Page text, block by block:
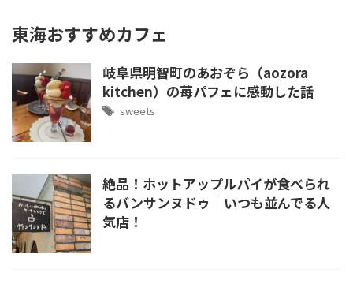
東海おすすめカフェ
岐阜県明智町のあおぞら（aozora
kitchen）の苺パフェに感動した話
sweets
絶品！ホットアップルパイが食べられ
るバンサンヌドゥ｜いつも並んでる人
気店！